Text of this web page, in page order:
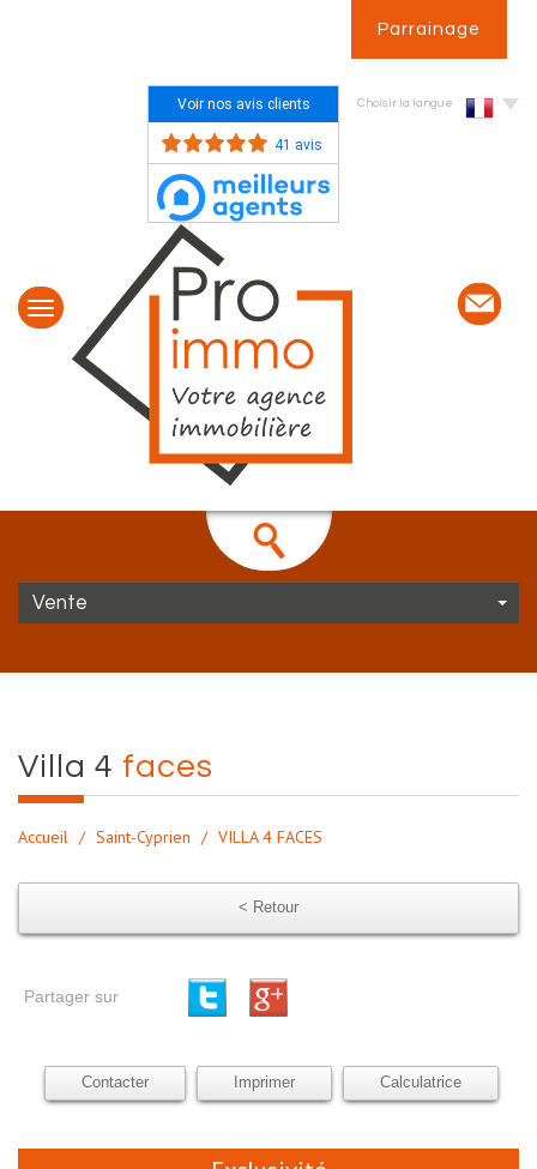
Parrainage
Voir nos avis clients
41 avis
Choisir la langue
Vente
villa 4 faces
Accueil Saint-Cyprien VILLA 4 FACES
< Retour
Partager sur
Contacter Imprimer Calculatrice